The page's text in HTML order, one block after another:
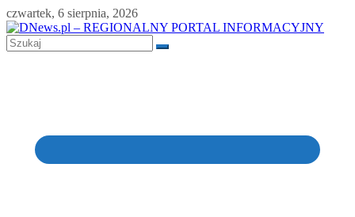
Skip
to
content
czwartek, 6 sierpnia, 2026